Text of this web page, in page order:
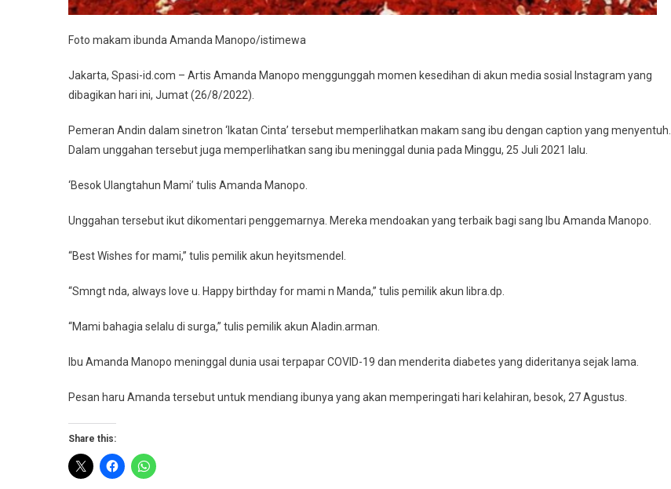
Foto makam ibunda Amanda Manopo/istimewa
Jakarta, Spasi-id.com – Artis Amanda Manopo menggunggah momen kesedihan di akun media sosial Instagram yang
dibagikan hari ini, Jumat (26/8/2022).
Pemeran Andin dalam sinetron ‘Ikatan Cinta’ tersebut memperlihatkan makam sang ibu dengan caption yang menyentuh.
Dalam unggahan tersebut juga memperlihatkan sang ibu meninggal dunia pada Minggu, 25 Juli 2021 lalu.
‘Besok Ulangtahun Mami’ tulis Amanda Manopo.
Unggahan tersebut ikut dikomentari penggemarnya. Mereka mendoakan yang terbaik bagi sang Ibu Amanda Manopo.
“Best Wishes for mami,” tulis pemilik akun heyitsmendel.
“Smngt nda, always love u. Happy birthday for mami n Manda,” tulis pemilik akun libra.dp.
“Mami bahagia selalu di surga,” tulis pemilik akun Aladin.arman.
Ibu Amanda Manopo meninggal dunia usai terpapar COVID-19 dan menderita diabetes yang dideritanya sejak lama.
Pesan haru Amanda tersebut untuk mendiang ibunya yang akan memperingati hari kelahiran, besok, 27 Agustus.
Share this: